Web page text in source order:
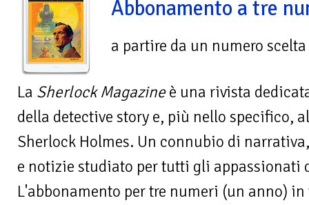
Abbonamento a tre
a partire da un numero scelta
La Sherlock Magazineè una rivista
della detective story e, più nello specifico,
Sherlock Holmes. Un connubio di
e notizie studiato per tutti gli appassionati
L'abbonamento per tre numeri (un anno)